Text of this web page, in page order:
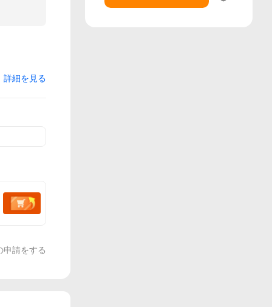
詳細を見る
申請をする